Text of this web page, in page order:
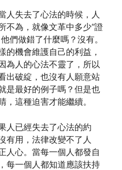
人失去了心法的時候，人
不為，就像文革中多少“證
們做錯了什麼嗎？沒有。
的機會維護自己的利益，
為人的心法不靈了，所以
出破綻，也沒有人願意站
是最好的例子嗎？但是也
，這種迫害才能繼續。
人已經失去了心法的約
有用，法律改變不了人
人心。當每一個人都發自
每一個人都知道應該扶持